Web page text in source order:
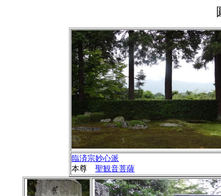
臨済宗妙心派
本尊 聖観音菩薩